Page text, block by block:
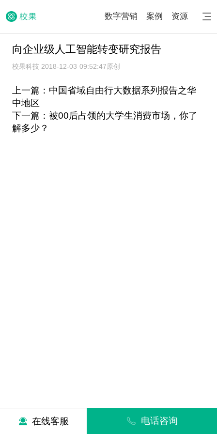
数字营销 案例 资源
向企业级人工智能转变研究报告
校果科技 2018-12-03 09:52:47原创
上一篇：中国省域自由行大数据系列报告之华
中地区
下一篇：被00后占领的大学生消费市场，你了
解多少？
在线客服 电话咨询